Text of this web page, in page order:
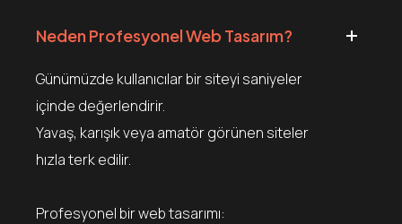
Neden Profesyonel Web Tasarım?
Günümüzde kullanıcılar bir siteyi saniyeler
içinde değerlendirir.
Yavaş, karışık veya amatör görünen siteler
hızla terk edilir.
Profesyonel bir web tasarımı: